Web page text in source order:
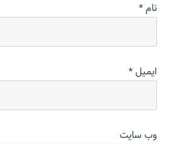
نام*
ایمیل*
وب‌ سایت